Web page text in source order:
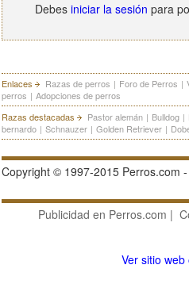
Debes iniciar la sesión para
Enlaces Razas de perros | Foro de Perros |
perros | Adopciones de perros
Razas destacadas
Pastor alemán | Bulldog |
bernardo | Schnauzer | Golden Retriever |
Copyright © 1997-2015 Perros.com
Publicidad en Perros.com |
Ver sitio web